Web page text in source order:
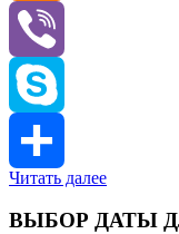
Odnoklassniki
Viber
Skype
Читать далее
ВЫБОР ДАТЫ